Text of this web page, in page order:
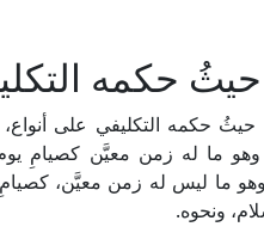
حيثُ حكمه
حكمه التكليفي على أنواع،
وهو ما له زمن معيَّن كصيامِ
ما ليس له زمن معيَّن،
ونحوه.